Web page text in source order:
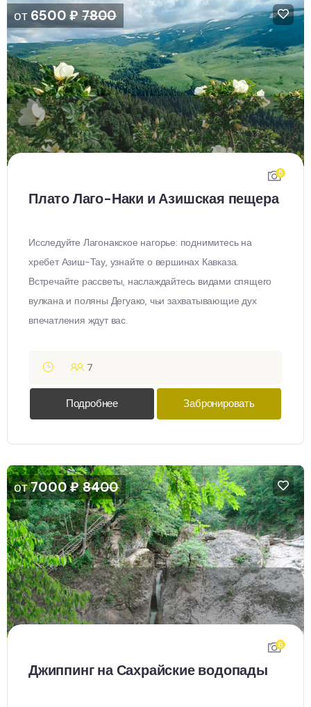
от 6500₽ 7800
5
Плато Лаго-Наки и Азишская пещера
Исследуйте Лагонакское нагорье: поднимитесь на
хребет Азиш-Тау, узнайте о вершинах Кавказа.
Встречайте рассветы, наслаждайтесь видами спящего
вулкана и поляны Дегуако, чьи захватывающие дух
впечатления ждут вас.
7
Подробнее Забронировать
от7000₽8400
6
Джиппинг на Сахрайские водопады